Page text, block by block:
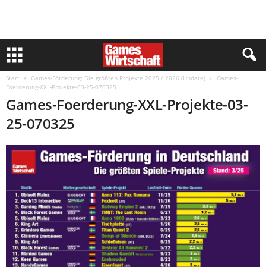
Start Games-Förderung: Die größten Projekte 2025 / 2026 (Update)
Games-
Foerderung-XXL-Projekte-03-25-070325
Games-Foerderung-XXL-Projekte-03-
25-070325